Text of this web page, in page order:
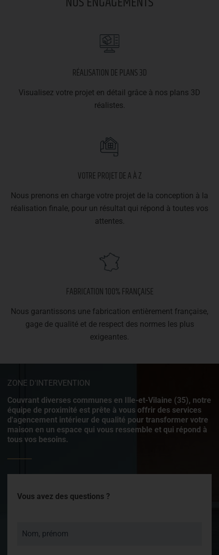
RÉALISATION DE PLANS 3D
Visualisez votre projet en détail grâce à nos plans 3D
réalistes.
VOTRE PROJET DE A À Z
Nous prenons en charge votre projet de la conception à la
réalisation finale, pour un résultat qui répond à toutes vos
attentes.
FABRICATION 100% FRANÇAISE
Nous garantissons une fabrication entièrement française,
gage de qualité et de respect des normes les plus
exigeantes.
ZONE D'INTERVENTION
Couvrant diverses communes en Ille-et-Vilaine (35), notre
équipe de proximité est prête à vous offrir des services
d'agencement intérieur de qualité pour transformer votre
maison en un espace qui vous ressemble et qui répond à
tous vos besoins.
Vous avez des questions ?
Nom, prénom